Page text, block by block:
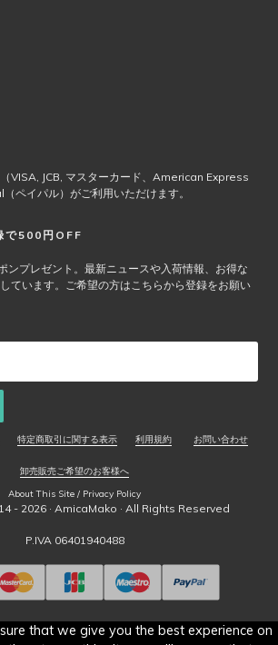
VISA, JCB, マスターカード、American Express
ペイパル）がご利用いただけます。
で500円OFF
ンプレゼント。最新ニュースや入荷情報、お得な
ています。ご希望の方はこちらから登録をお願い
特定商取引に関する表示 利用規約 お問い合わせ
卸売販売ご希望のお客様へ
About This Site / Privacy Policy
- 2026 · AmicaMako · All Rights Reserved
P.IVA 06401940488
that we give you the best experience on